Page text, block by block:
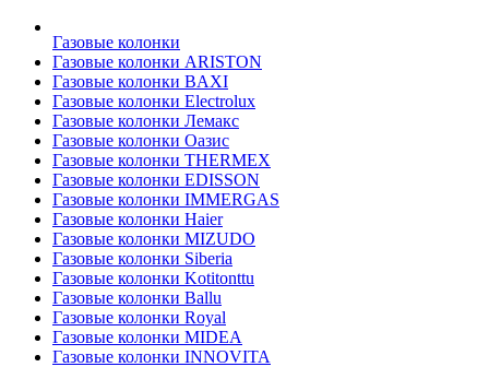
Газовые колонки
Газовые колонки ARISTON
Газовые колонки BAXI
Газовые колонки Electrolux
Газовые колонки Лемакс
Газовые колонки Оазис
Газовые колонки THERMEX
Газовые колонки EDISSON
Газовые колонки IMMERGAS
Газовые колонки Haier
Газовые колонки MIZUDO
Газовые колонки Siberia
Газовые колонки Kotitonttu
Газовые колонки Ballu
Газовые колонки Royal
Газовые колонки MIDEA
Газовые колонки INNOVITA